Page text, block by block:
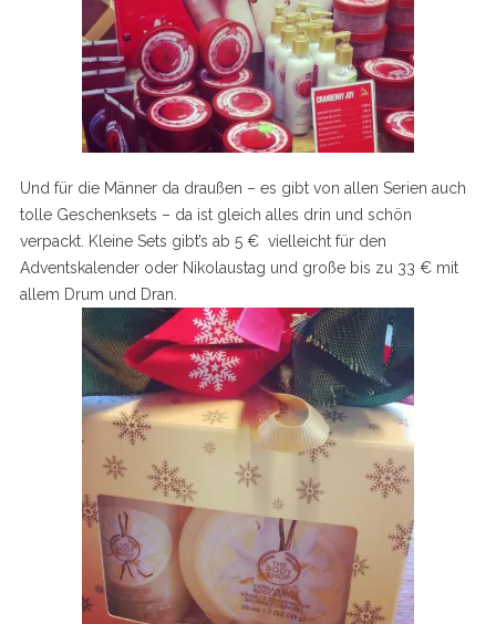
Und für die Männer da draußen – es gibt von allen Serien auch
tolle Geschenksets – da ist gleich alles drin und schön
verpackt. Kleine Sets gibt’s ab 5 € vielleicht für den
Adventskalender oder Nikolaustag und große bis zu 33 € mit
allem Drum und Dran.